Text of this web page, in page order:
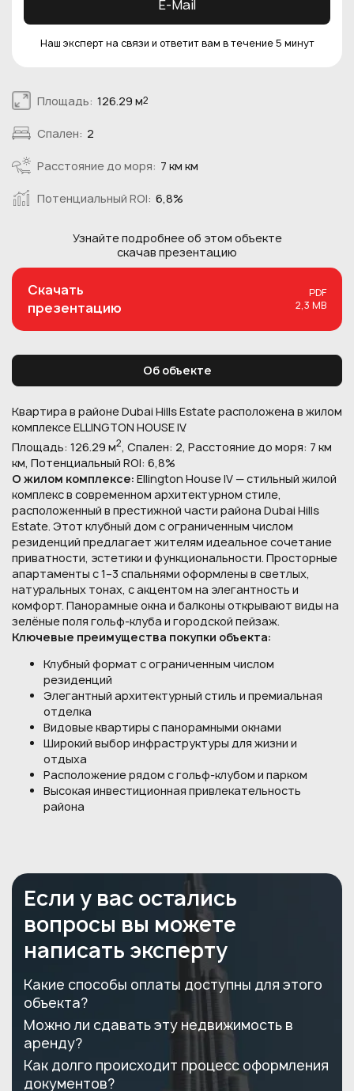
Площадь: 126.29 м2
Спален: 2
Расстояние до моря: 7 км км
Потенциальный ROI: 6,8%
Узнайте подробнее об этом объекте
скачав презентацию
Скачать
презентацию
PDF
2,3 MB
Об объекте
Квартира в районе Dubai Hills Estate расположена в жилом
комплексе ELLINGTON HOUSE IV.
Площадь: 126.29 м2, Спален: 2, Расстояние до моря: 7 км
км, Потенциальный ROI: 6,8%
О жилом комплексе: Ellington House IV — стильный жилой
комплекс в современном архитектурном стиле,
расположенный в престижной части района Dubai Hills
Estate. Этот клубный дом с ограниченным числом
резиденций предлагает жителям идеальное сочетание
приватности, эстетики и функциональности. Просторные
апартаменты с 1–3 спальнями оформлены в светлых,
натуральных тонах, с акцентом на элегантность и
комфорт. Панорамные окна и балконы открывают виды на
зелёные поля гольф-клуба и городской пейзаж.
Ключевые преимущества покупки объекта:
Клубный формат с ограниченным числом
резиденций
Элегантный архитектурный стиль и премиальная
отделка
Видовые квартиры с панорамными окнами
Широкий выбор инфраструктуры для жизни и
отдыха
Расположение рядом с гольф-клубом и парком
Высокая инвестиционная привлекательность
района
E-Mail
Наш эксперт на связи и ответит вам в течение 5 минут
Если у вас остались
вопросы вы можете
написать эксперту
Какие способы оплаты доступны для этого
объекта?
Можно ли сдавать эту недвижимость в
аренду?
Как долго происходит процесс оформления
документов?